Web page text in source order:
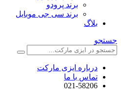
برند پرودو
برند سی جی موبایل
بلاگ
جستجو
درباره ایزی مارکت
تماس با ما
021-58206